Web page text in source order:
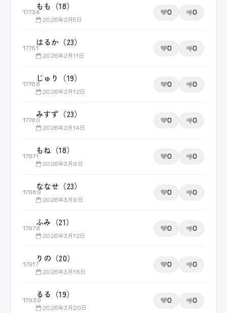
17734
もも（18）
2026年2月5日
0 0
17761
はるか（23）
2026年2月11日
0 0
17768
じゅり（19）
2026年2月12日
0 0
17780
みすず（23）
2026年2月14日
0 0
17871
もね（18）
2026年3月9日
0 0
17869
ななせ（23）
2026年3月9日
0 0
17878
ふみ（21）
2026年3月12日
0 0
17917
りの（20）
2026年3月16日
0 0
17939
るる（19）
2026年3月20日
0 0